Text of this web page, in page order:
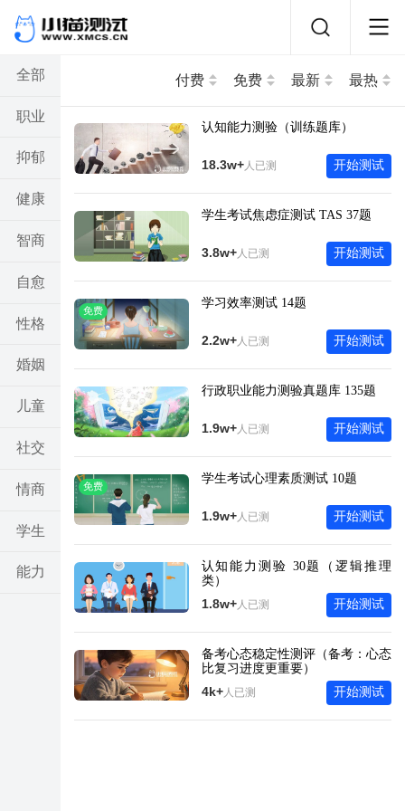
全部
职业
抑郁
健康
智商
自愈
性格
婚姻
儿童
社交
情商
学生
能力
付费 免费 最新 最热
认知能力测验（训练题库）
开始测试
18.3w+人已测
学生考试焦虑症测试 TAS 37题
开始测试
3.8w+人已测
免费
学习效率测试 14题
开始测试
2.2w+人已测
行政职业能力测验真题库 135题
开始测试
1.9w+人已测
免费
学生考试心理素质测试 10题
开始测试
1.9w+人已测
认知能力测验 30题（逻辑推理
类）
开始测试
1.8w+人已测
备考心态稳定性测评（备考：心态
比复习进度更重要）
开始测试
4k+人已测